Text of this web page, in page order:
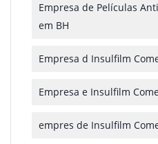
Empresa de Películas
em BH
Empresa d Insulfilm
Empresa e Insulfilm
empres de Insulfilm